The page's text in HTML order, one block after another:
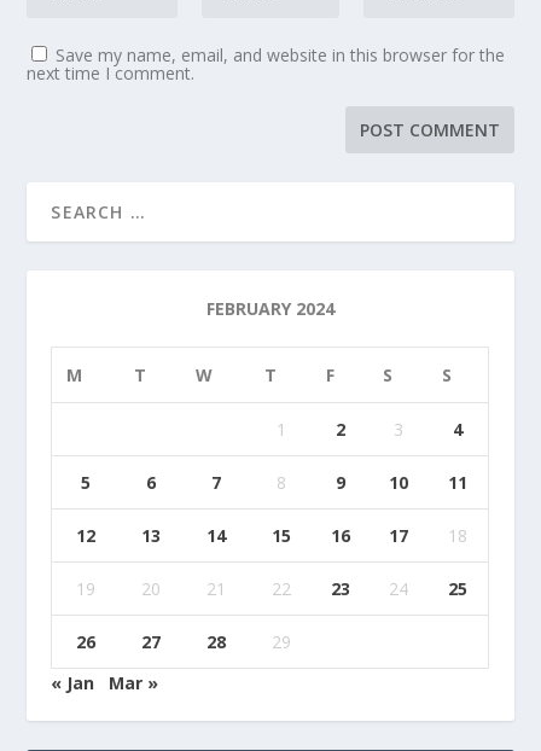
Save my name, email, and website in this browser for the
next time I comment.
FEBRUARY 2024
M T W T F S S
1 2 3 4
5 6 7 8 9 10 11
12 13 14 15 16 17 18
19 20 21 22 23 24 25
26 27 28
29
« Jan
Mar »